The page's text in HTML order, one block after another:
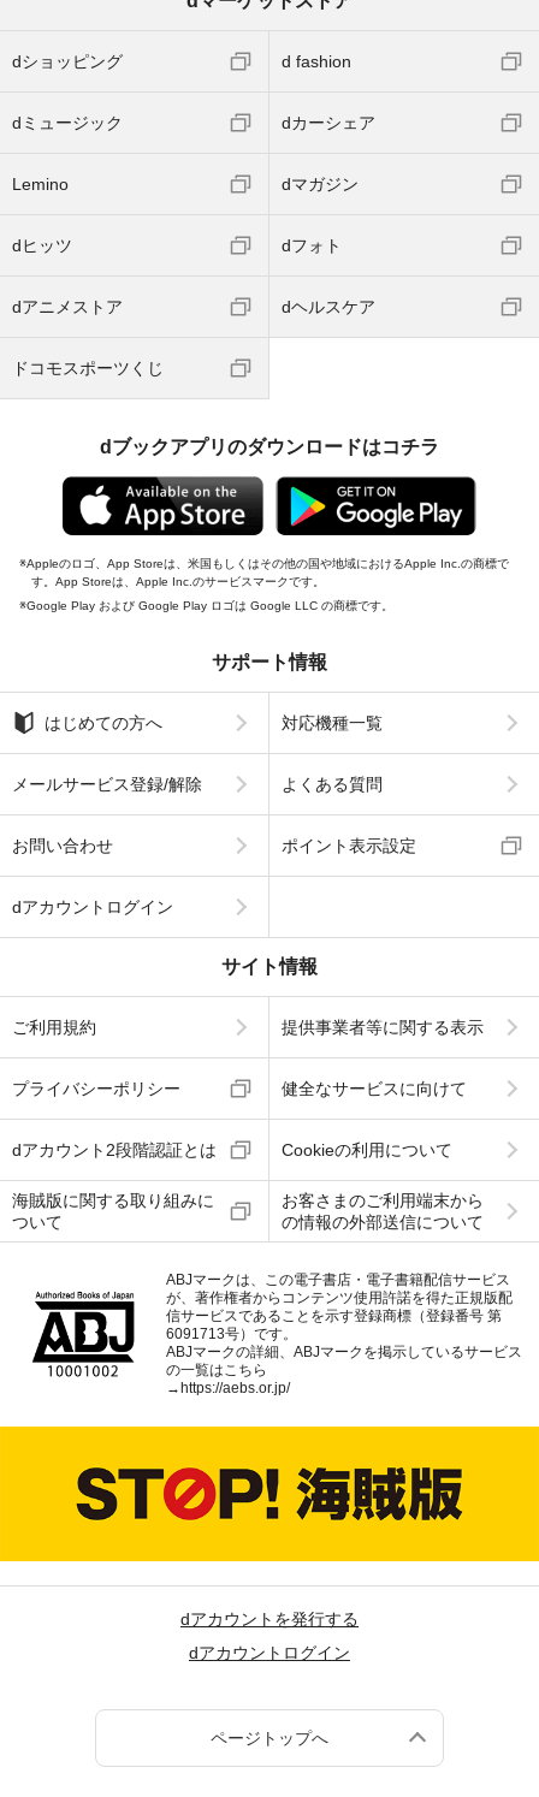
dショッピング d fashion
dミュージック dカーシェア
Lemino dマガジン
dヒッツ dフォト
dアニメストア dヘルスケア
ドコモスポーツくじ
dブックアプリのダウンロードはコチラ
Appleのロゴ、App Storeは、米国もしくはその他の国や地域におけるApple Inc.の商標で
す。App Storeは、Apple Inc.のサービスマークです。
Google Play および Google Play ロゴは Google LLC の商標です。
サポート情報
はじめての方へ 対応機種一覧
メールサービス登録/解除 よくある質問
お問い合わせ ポイント表示設定
dアカウントログイン
サイト情報
ご利用規約 提供事業者等に関する表示
プライバシーポリシー 健全なサービスに向けて
dアカウント2段階認証とは Cookieの利用について
海賊版に関する取り組みに
ついて
お客さまのご利用端末から
の情報の外部送信について
ABJマークは、この電子書店・電子書籍配信サービス
が、著作権者からコンテンツ使用許諾を得た正規版配
信サービスであることを示す登録商標（登録番号 第
6091713号）です。
ABJマークの詳細、ABJマークを掲示しているサービス
の一覧はこちら
→ https://aebs.or.jp/
dアカウントを発行する
dアカウントログイン
ページトップへ